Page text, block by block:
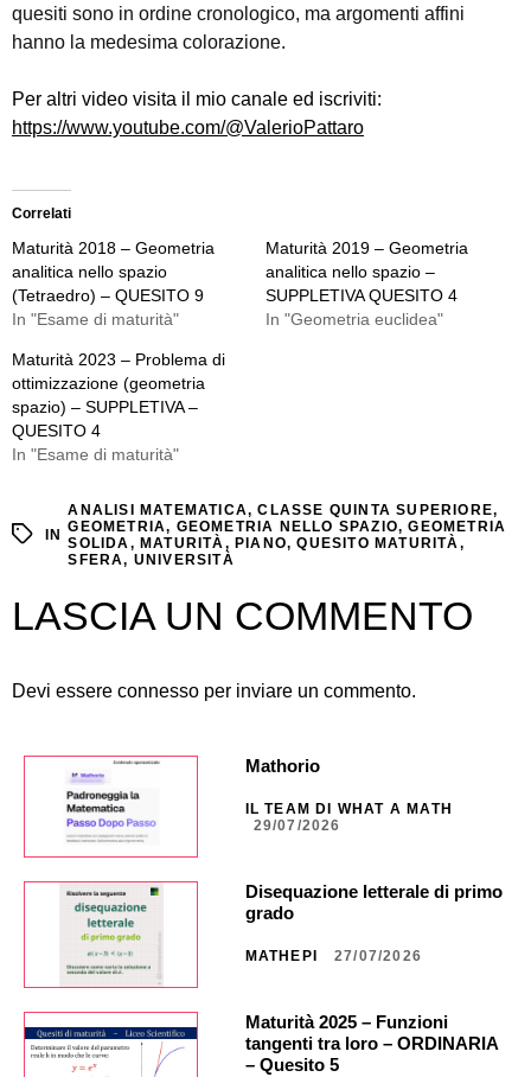
quesiti sono in ordine cronologico, ma argomenti affini
hanno la medesima colorazione.
Per altri video visita il mio canale ed iscriviti:
https://www.youtube.com/@ValerioPattaro
Correlati
Maturità 2018 – Geometria
analitica nello spazio
(Tetraedro) – QUESITO 9
In "Esame di maturità"
Maturità 2019 – Geometria
analitica nello spazio –
SUPPLETIVA QUESITO 4
In "Geometria euclidea"
Maturità 2023 – Problema di
ottimizzazione (geometria
spazio) – SUPPLETIVA –
QUESITO 4
In "Esame di maturità"
IN
ANALISI MATEMATICA,CLASSE QUINTA SUPERIORE,
GEOMETRIA, GEOMETRIA NELLO SPAZIO,GEOMETRIA
SOLIDA, MATURITÀ, PIANO,QUESITO MATURITÀ,
SFERA, UNIVERSITÀ
LASCIA UN COMMENTO
Devi essere connesso per inviare un commento.
Mathorio
IL TEAM DI WHAT A MATH
29/07/2026
Disequazione letterale di primo
grado
MATHEPI 27/07/2026
Maturità 2025 – Funzioni
tangenti tra loro – ORDINARIA
– Quesito 5